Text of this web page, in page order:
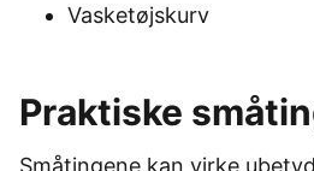
Vasketøjskurv
Praktiske
Småtingene kan virke